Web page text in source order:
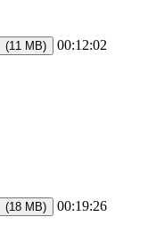
(11 MB) 00:12:02
(18 MB) 00:19:26